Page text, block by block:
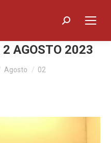
Search:
2 AGOSTO 2023
Agosto 02